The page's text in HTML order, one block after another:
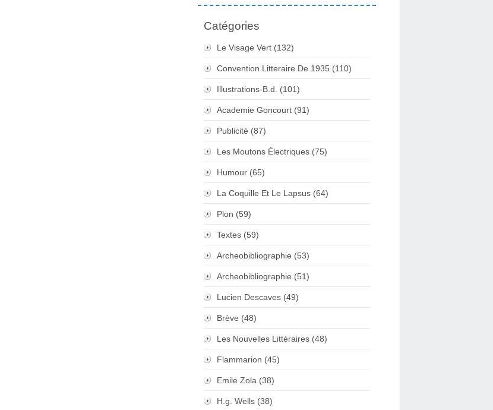
Catégories
Le Visage Vert (132)
Convention Litteraire De 1935 (110)
Illustrations-B.d. (101)
Academie Goncourt (91)
Publicité (87)
Les Moutons Électriques (75)
Humour (65)
La Coquille Et Le Lapsus (64)
Plon (59)
Textes (59)
Archeobibliographie (53)
Archeobibliographie (51)
Lucien Descaves (49)
Brève (48)
Les Nouvelles Littéraires (48)
Flammarion (45)
Emile Zola (38)
H.g. Wells (38)